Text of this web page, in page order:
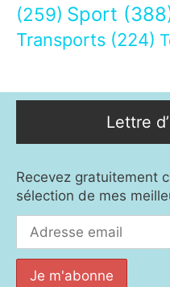
(259) Sport
Transports (224)
Lettre
Recevez gratuitement
sélection de mes